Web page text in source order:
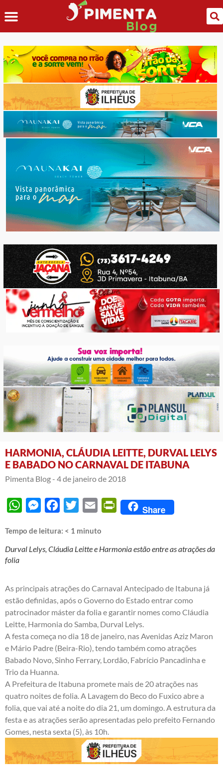
HARMONIA, CLÁUDIA LEITTE, DURVAL LELYS
E BABADO NO CARNAVAL DE ITABUNA
Pimenta Blog - 4 de janeiro de 2018
WhatsAppMessengerFacebook
Twitter Email PrintFriendly
Share
Tempo de leitura: < 1 minuto
Durval Lelys, Cláudia Leitte e Harmonia estão entre as atrações da
folia
As principais atrações do Carnaval Antecipado de Itabuna já
estão definidas, após o Governo do Estado entrar como
patrocinador máster da folia e garantir nomes como Cláudia
Leitte, Harmonia do Samba, Durval Lelys.
A festa começa no dia 18 de janeiro, nas Avenidas Aziz Maron
e Mário Padre (Beira-Rio), tendo também como atrações
Babado Novo, Sinho Ferrary, Lordão, Fabrício Pancadinha e
Trio da Huanna.
A Prefeitura de Itabuna promete mais de 20 atrações nas
quatro noites de folia. A Lavagem do Beco do Fuxico abre a
folia, que vai até a noite do dia 21, um domingo. A estrutura da
festa e as atrações serão apresentadas pelo prefeito Fernando
Gomes, nesta sexta (5), às 10h.